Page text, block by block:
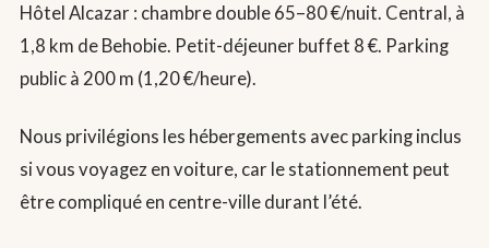
Hôtel Alcazar : chambre double 65–80 €/nuit. Central, à
1,8 km de Behobie. Petit-déjeuner buffet 8 €. Parking
public à 200 m (1,20 €/heure).
Nous privilégions les hébergements avec parking inclus
si vous voyagez en voiture, car le stationnement peut
être compliqué en centre-ville durant l’été.